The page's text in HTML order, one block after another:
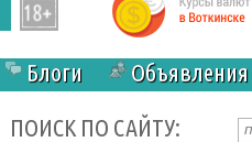
Блоги Объявления
ПОИСК ПО САЙТУ: